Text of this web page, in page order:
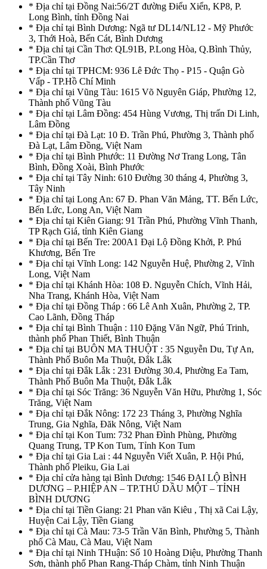
* Địa chỉ tại Đồng Nai:56/2T đường Điểu Xiển, KP8, P.
Long Bình, tỉnh Đồng Nai
* Địa chỉ tại Bình Dương: Ngã tư DL14/NL12 - Mỹ Phước
3, Thới Hoà, Bến Cát, Bình Dương
* Địa chỉ tại Cần Thơ: QL91B, P.Long Hòa, Q.Bình Thủy,
TP.Cần Thơ
* Địa chỉ tại TPHCM: 936 Lê Đức Thọ - P15 - Quận Gò
Vấp - TP.Hồ Chí Minh
* Địa chỉ tại Vũng Tàu: 1615 Võ Nguyên Giáp, Phường 12,
Thành phố Vũng Tàu
* Địa chỉ tại Lâm Đồng: 454 Hùng Vương, Thị trấn Di Linh,
Lâm Đồng
* Địa chỉ tại Đà Lạt: 10 Đ. Trần Phú, Phường 3, Thành phố
Đà Lạt, Lâm Đồng, Việt Nam
* Địa chỉ tại Bình Phước: 11 Đường Nơ Trang Long, Tân
Bình, Đồng Xoài, Bình Phước
* Địa chỉ tại Tây Ninh: 610 Đường 30 tháng 4, Phường 3,
Tây Ninh
* Địa chỉ tại Long An: 67 Đ. Phan Văn Mảng, TT. Bến Lức,
Bến Lức, Long An, Việt Nam
* Địa chỉ tại Kiên Giang: 91 Trần Phú, Phường Vĩnh Thanh,
TP Rạch Giá, tỉnh Kiên Giang
* Địa chỉ tại Bến Tre: 200A1 Đại Lộ Đồng Khởi, P. Phú
Khương, Bến Tre
* Địa chỉ tại Vĩnh Long: 142 Nguyễn Huệ, Phường 2, Vĩnh
Long, Việt Nam
* Địa chỉ tại Khánh Hòa: 108 Đ. Nguyễn Chích, Vĩnh Hải,
Nha Trang, Khánh Hòa, Việt Nam
* Địa chỉ tại Đồng Tháp : 66 Lê Anh Xuân, Phường 2, TP.
Cao Lãnh, Đồng Tháp
* Địa chỉ tại Bình Thuận : 110 Đặng Văn Ngữ, Phú Trinh,
thành phố Phan Thiết, Bình Thuận
* Địa chỉ tại BUÔN MA THUỘT : 35 Nguyễn Du, Tự An,
Thành Phố Buôn Ma Thuột, Đắk Lắk
* Địa chỉ tại Đắk Lắk : 231 Đường 30.4, Phường Ea Tam,
Thành Phố Buôn Ma Thuột, Đắk Lắk
* Địa chỉ tại Sóc Trăng: 36 Nguyễn Văn Hữu, Phường 1, Sóc
Trăng, Việt Nam
* Địa chỉ tại Đắk Nông: 172 23 Tháng 3, Phường Nghĩa
Trung, Gia Nghĩa, Đăk Nông, Việt Nam
* Địa chỉ tại Kon Tum: 732 Phan Đình Phùng, Phường
Quang Trung, TP Kon Tum, Tỉnh Kon Tum
* Địa chỉ tại Gia Lai : 44 Nguyễn Viết Xuân, P. Hội Phú,
Thành phố Pleiku, Gia Lai
* Địa chỉ cửa hàng tại Bình Dương: 1546 ĐẠI LỘ BÌNH
DƯƠNG – P.HIỆP AN – TP.THỦ DẦU MỘT – TỈNH
BÌNH DƯƠNG
* Địa chỉ tại Tiền Giang: 21 Phan văn Kiêu , Thị xã Cai Lậy,
Huyện Cai Lậy, Tiền Giang
* Địa chỉ tại Cà Mau: 73-5 Trần Văn Bình, Phường 5, Thành
phố Cà Mau, Cà Mau, Việt Nam
* Địa chỉ tại Ninh THuận: Số 10 Hoàng Diệu, Phường Thanh
Sơn, thành phố Phan Rang-Tháp Chàm, tỉnh Ninh Thuận